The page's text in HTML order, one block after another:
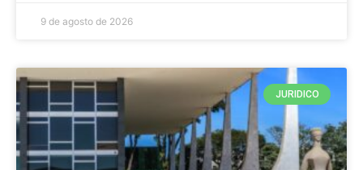
9 de agosto de 2026
JURIDICO